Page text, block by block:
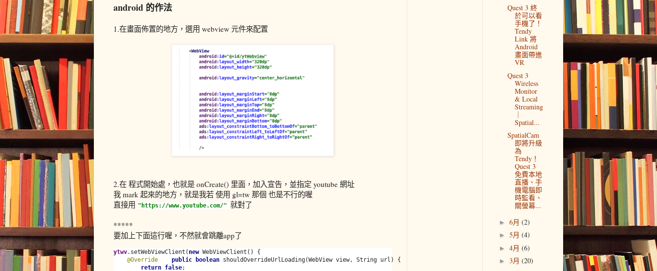
android 的作法
1.在畫面佈置的地方，選用 webview 元件來配置
2.在 程式開始處，也就是 onCreate() 里面，加入宣告，並指定 youtube 網址
我 mark 起來的地方，就是我若 使用 gl=tw 那個 也是不行的喔
直接用 "https://www.youtube.com/" 就對了
*****
要加上下面這行喔，不然就會跳離app了
ytwv.setWebViewClient( new WebViewClient() {
@Override
public boolean shouldOverrideUrlLoading(WebView view, String url) {
return false;
Quest 3 終
於可以看
手機了！
Tendy
Link 將
Android
畫面帶進
VR
Quest 3
Wireless
Monitor
& Local
Streaming
｜
Spatial...
SpatialCam
即將升級
為
Tendy！
Quest 3
免費本地
直播、手
機電腦即
時監看、
關螢幕...
► 6月 (2)
► 5月 (4)
► 4月 (6)
► 3月 (20)